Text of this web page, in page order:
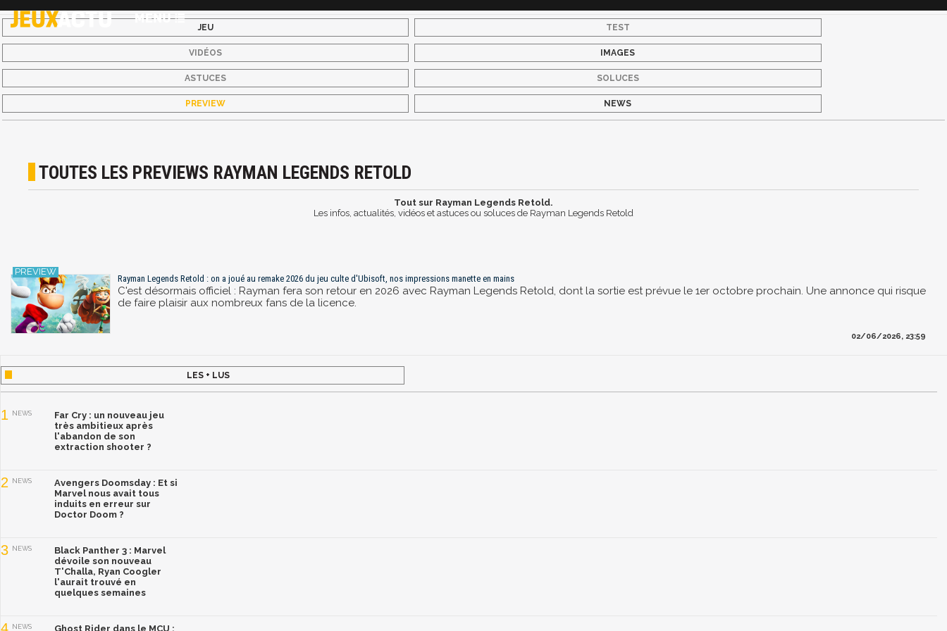
JEU TEST
VIDÉOS IMAGES
ASTUCES SOLUCES
PREVIEW NEWS
TOUTES LES PREVIEWS RAYMAN LEGENDS RETOLD
Tout sur Rayman Legends Retold.
Les infos, actualités, vidéos et astuces ou soluces de Rayman Legends Retold
Rayman Legends Retold : on a joué au remake 2026 du jeu culte d'Ubisoft, nos impressions manette en mains
C'est désormais officiel : Rayman fera son retour en 2026 avec Rayman Legends Retold, dont la sortie est prévue le 1er octobre prochain. Une annonce qui risque
de faire plaisir aux nombreux fans de la licence.
02/06/2026, 23:59
LES + LUS
1 NEWS
Far Cry : un nouveau jeu
très ambitieux après
l'abandon de son
extraction shooter ?
2 NEWS
Avengers Doomsday : Et si
Marvel nous avait tous
induits en erreur sur
Doctor Doom ?
3 NEWS
Black Panther 3 : Marvel
dévoile son nouveau
T'Challa, Ryan Coogler
l'aurait trouvé en
quelques semaines
NEWS Ghost Rider dans le MCU :